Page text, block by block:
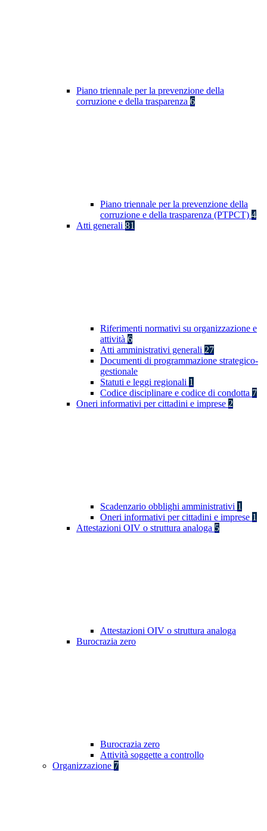
Piano triennale per la prevenzione della
corruzione e della trasparenza 6
Piano triennale per la prevenzione della
corruzione e della trasparenza (PTPCT) 4
Atti generali 81
Riferimenti normativi su organizzazione e
attività 6
Atti amministrativi generali 27
Documenti di programmazione strategico-
gestionale
Statuti e leggi regionali 1
Codice disciplinare e codice di condotta 7
Oneri informativi per cittadini e imprese 2
Scadenzario obblighi amministrativi 1
Oneri informativi per cittadini e imprese 1
Attestazioni OIV o struttura analoga 5
Attestazioni OIV o struttura analoga
Burocrazia zero
Burocrazia zero
Attività soggette a controllo
Organizzazione 7